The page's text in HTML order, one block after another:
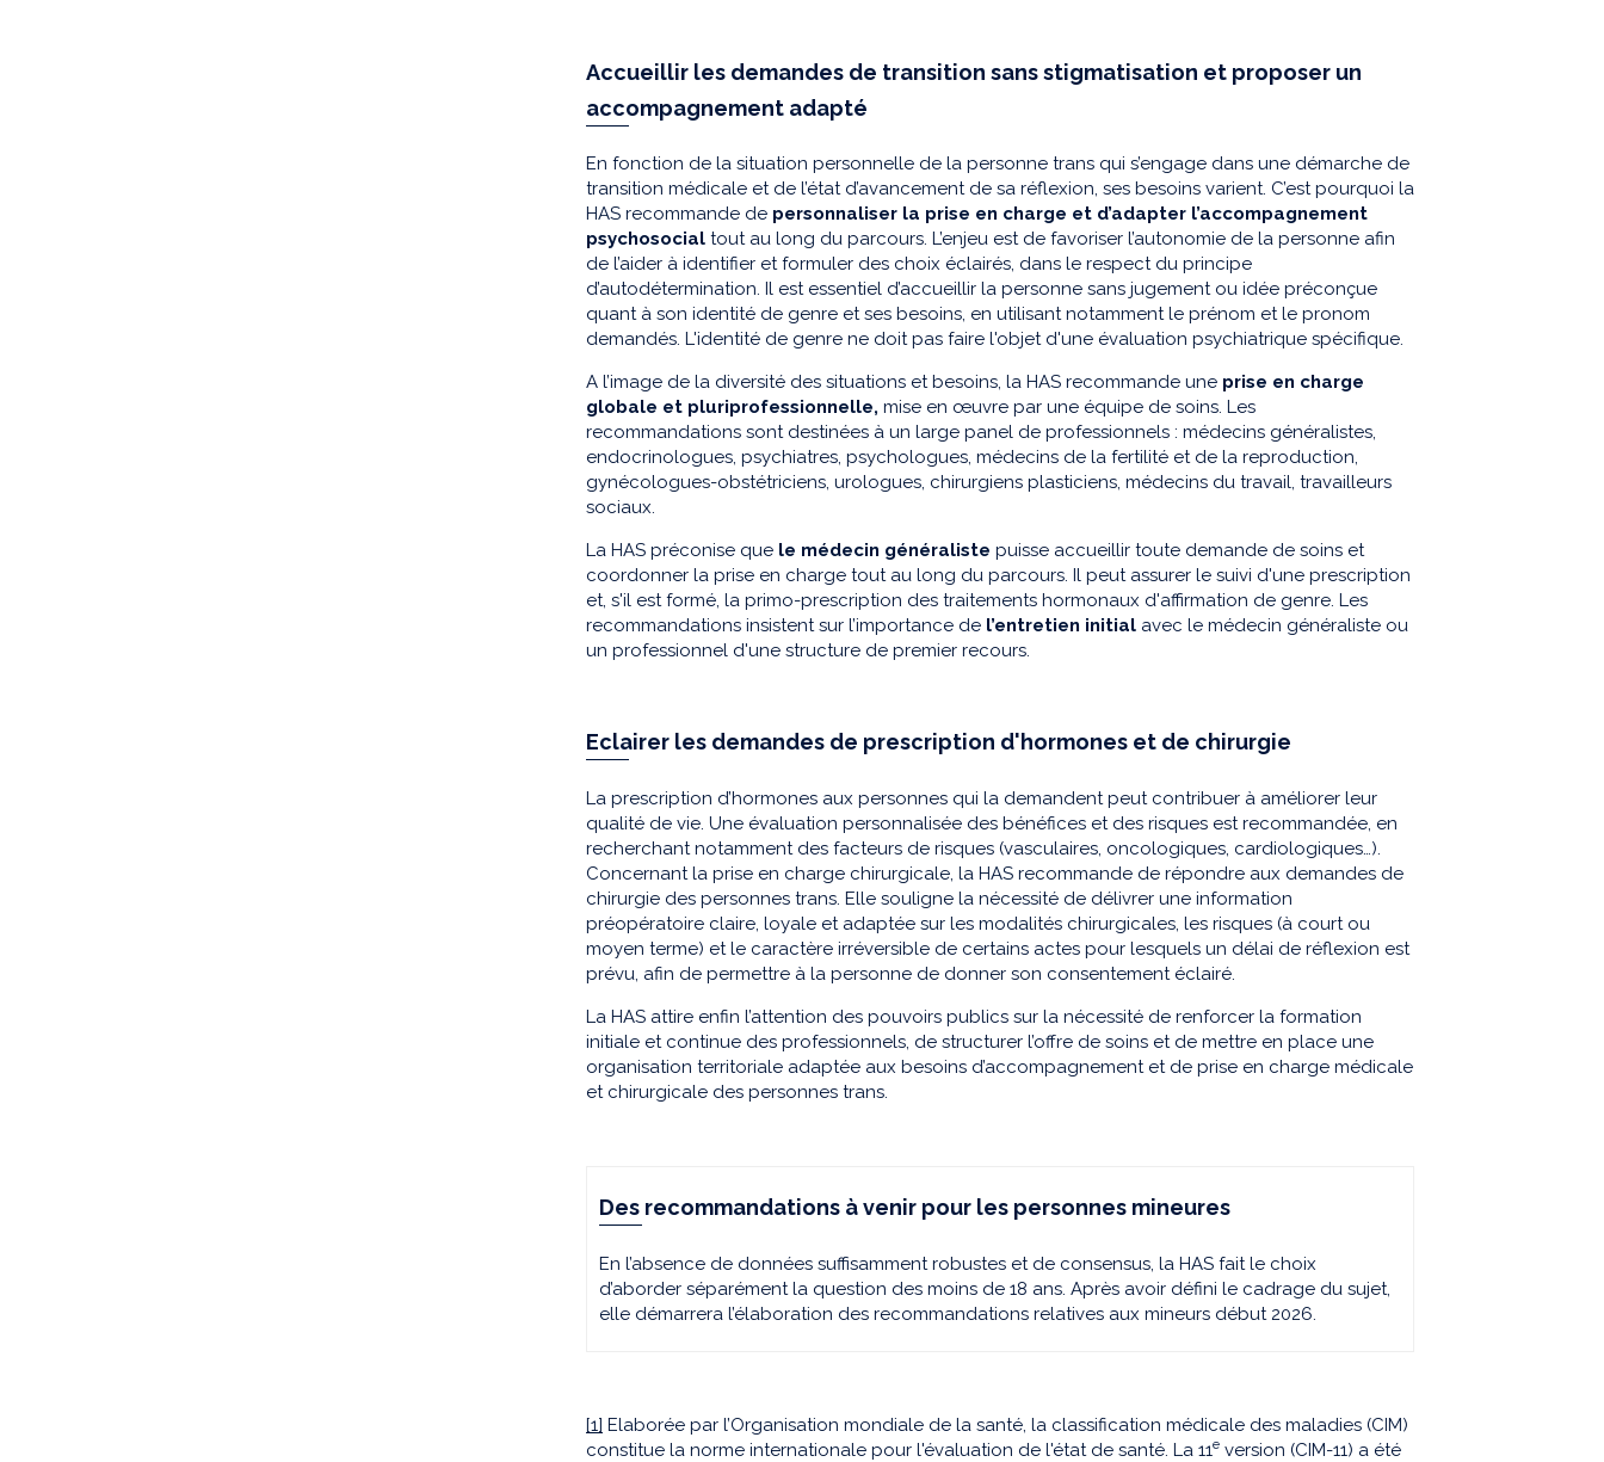
Accueillir les demandes de transition sans stigmatisation et proposer un
accompagnement adapté
En fonction de la situation personnelle de la personne trans qui s’engage dans une démarche de
transition médicale et de l’état d’avancement de sa réflexion, ses besoins varient. C’est pourquoi la
HAS recommande de personnaliser la prise en charge et d’adapter l’accompagnement
psychosocial tout au long du parcours. L’enjeu est de favoriser l’autonomie de la personne afin
de l’aider à identifier et formuler des choix éclairés, dans le respect du principe
d’autodétermination. Il est essentiel d’accueillir la personne sans jugement ou idée préconçue
quant à son identité de genre et ses besoins, en utilisant notamment le prénom et le pronom
demandés. L'identité de genre ne doit pas faire l'objet d'une évaluation psychiatrique spécifique.
A l’image de la diversité des situations et besoins, la HAS recommande une prise en charge
globale et pluriprofessionnelle, mise en œuvre par une équipe de soins. Les
recommandations sont destinées à un large panel de professionnels : médecins généralistes,
endocrinologues, psychiatres, psychologues, médecins de la fertilité et de la reproduction,
gynécologues-obstétriciens, urologues, chirurgiens plasticiens, médecins du travail, travailleurs
sociaux.
La HAS préconise que le médecin généraliste puisse accueillir toute demande de soins et
coordonner la prise en charge tout au long du parcours. Il peut assurer le suivi d'une prescription
et, s'il est formé, la primo-prescription des traitements hormonaux d'affirmation de genre. Les
recommandations insistent sur l’importance de l’entretien initial avec le médecin généraliste ou
un professionnel d'une structure de premier recours.
Eclairer les demandes de prescription d'hormones et de chirurgie
La prescription d’hormones aux personnes qui la demandent peut contribuer à améliorer leur
qualité de vie. Une évaluation personnalisée des bénéfices et des risques est recommandée, en
recherchant notamment des facteurs de risques (vasculaires, oncologiques, cardiologiques…).
Concernant la prise en charge chirurgicale, la HAS recommande de répondre aux demandes de
chirurgie des personnes trans. Elle souligne la nécessité de délivrer une information
préopératoire claire, loyale et adaptée sur les modalités chirurgicales, les risques (à court ou
moyen terme) et le caractère irréversible de certains actes pour lesquels un délai de réflexion est
prévu, afin de permettre à la personne de donner son consentement éclairé.
La HAS attire enfin l’attention des pouvoirs publics sur la nécessité de renforcer la formation
initiale et continue des professionnels, de structurer l’offre de soins et de mettre en place une
organisation territoriale adaptée aux besoins d’accompagnement et de prise en charge médicale
et chirurgicale des personnes trans.
Des recommandations à venir pour les personnes mineures
En l’absence de données suffisamment robustes et de consensus, la HAS fait le choix
d’aborder séparément la question des moins de 18 ans. Après avoir défini le cadrage du sujet,
elle démarrera l’élaboration des recommandations relatives aux mineurs début 2026.
[1] Elaborée par l’Organisation mondiale de la santé, la classification médicale des maladies (CIM)
constitue la norme internationale pour l'évaluation de l'état de santé. La 11e version (CIM-11) a été